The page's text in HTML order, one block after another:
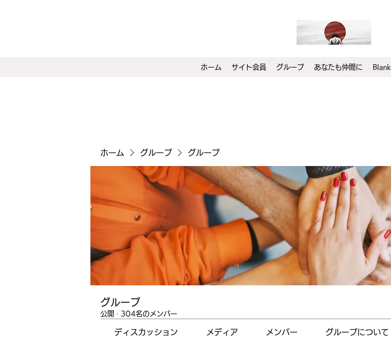
ホーム サイト会員 グループ あなたも仲間に Blank
ホーム グループ グループ
グループ
公開 · 304名のメンバー
ディスカッション メディア メンバー グループについて